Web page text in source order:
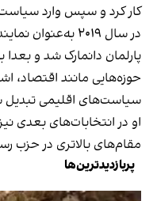
کار کرد و سپس وارد
در سال ۲۰۱۹
پارلمان دانمارک شد و
حوزه‌هایی مانند اقتصاد،
سیاست‌های اقلیمی
او در انتخابات‌های بعدی
مقام‌های بالاتری در حزب
پربازدیدترین‌ها